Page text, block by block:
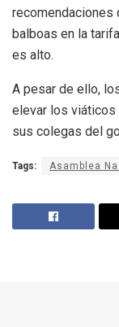
recomendaciones
balboas en la
es alto.
A pesar de ello,
elevar los viáticos
sus colegas del
Tags: Asamblea